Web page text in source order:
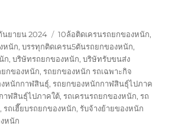
น
นยายน 2024
ป้าย
กำกับ
10ล้อติดเครนรถยกของหนัก,
หนัก,บรรทุกติดเครน5ตันรถยกของหนัก,
ก,บริษัทรถยกของหนัก,บริษัทรับขนส่ง
ยกของหนัก,รถยกของหนัก รถเฉพาะกิจ
หนักกาฬสินธุ์,รถยกของหนักกาฬสินธุ์ไปภาค
าฬสินธุ์ไปภาคใต้,รถเครนรถยกของหนัก,รถ
,รถเฮี๊ยบรถยกของหนัก,รับจ้างย้ายของหนัก
หนัก